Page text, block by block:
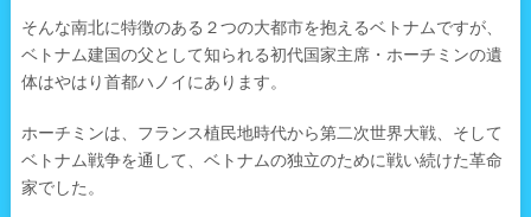
そんな南北に特徴のある２つの大都市を抱えるベトナムですが、
ベトナム建国の父として知られる初代国家主席・ホーチミンの遺
体はやはり首都ハノイにあります。
ホーチミンは、フランス植民地時代から第二次世界大戦、そして
ベトナム戦争を通して、ベトナムの独立のために戦い続けた革命
家でした。